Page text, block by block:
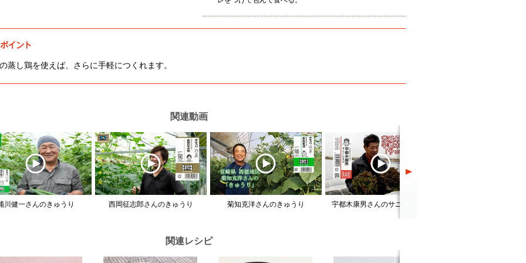
蒸し鶏を使えば、さらに手軽につくれます。
関連動画
川健一さんのきゅうり 西岡征志郎さんのきゅうり 菊知克洋さんのきゅうり 宇都木康男さんのサニーレタス
関連レシピ